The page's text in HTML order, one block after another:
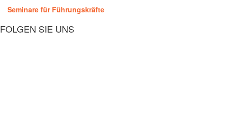
Seminare für Führungskräfte
FOLGEN SIE UNS